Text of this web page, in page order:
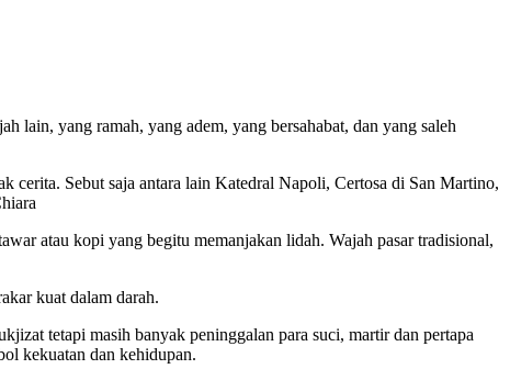
yang ramah, yang adem, yang bersahabat, dan yang saleh
cerita. Sebut saja antara lain Katedral Napoli, Certosa di San Martino,
atau kopi yang begitu memanjakan lidah. Wajah pasar tradisional,
kuat dalam darah.
tetapi masih banyak peninggalan para suci, martir dan pertapa
kekuatan dan kehidupan.